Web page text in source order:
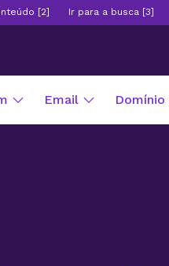
[2] Ir para a busca [3]
Email